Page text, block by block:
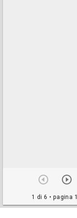
1 di 6 • pagina 1